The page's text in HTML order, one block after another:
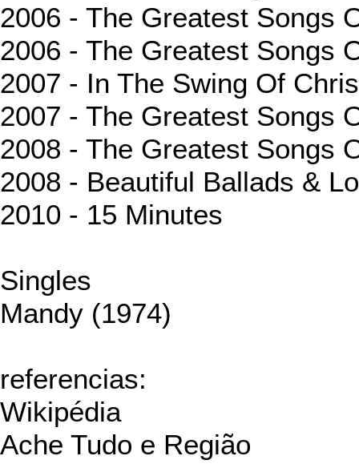
2006 - The Greatest Songs
2006 - The Greatest Songs
2007 - In The Swing Of
2007 - The Greatest Songs
2008 - The Greatest Songs
2008 - Beautiful Ballads &
2010 - 15 Minutes
Singles
Mandy (1974)
referencias:
Wikipédia
Ache Tudo e Região